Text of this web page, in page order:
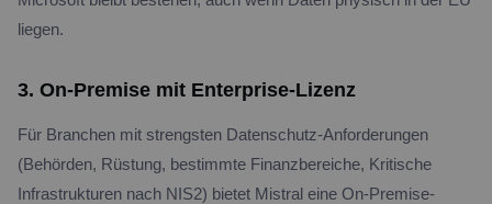
liegen.
3. On-Premise mit Enterprise-Lizenz
Für Branchen mit strengsten Datenschutz-Anforderungen
(Behörden, Rüstung, bestimmte Finanzbereiche, Kritische
Infrastrukturen nach NIS2) bietet Mistral eine On-Premise-